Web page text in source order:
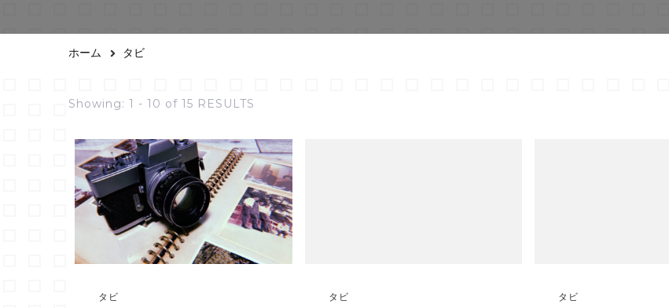
ホーム タビ
Showing: 1 - 10 of 15 RESULTS
タビ タビ タビ